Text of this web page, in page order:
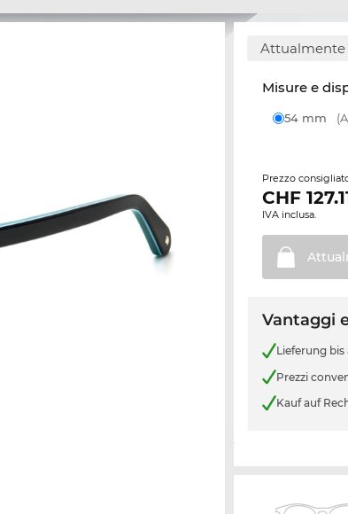
Attualmente
Misure e
54 mm
Prezzo
CHF
IVA inclusa.
Vantaggi
Lieferung bis
Prezzi
Kauf auf